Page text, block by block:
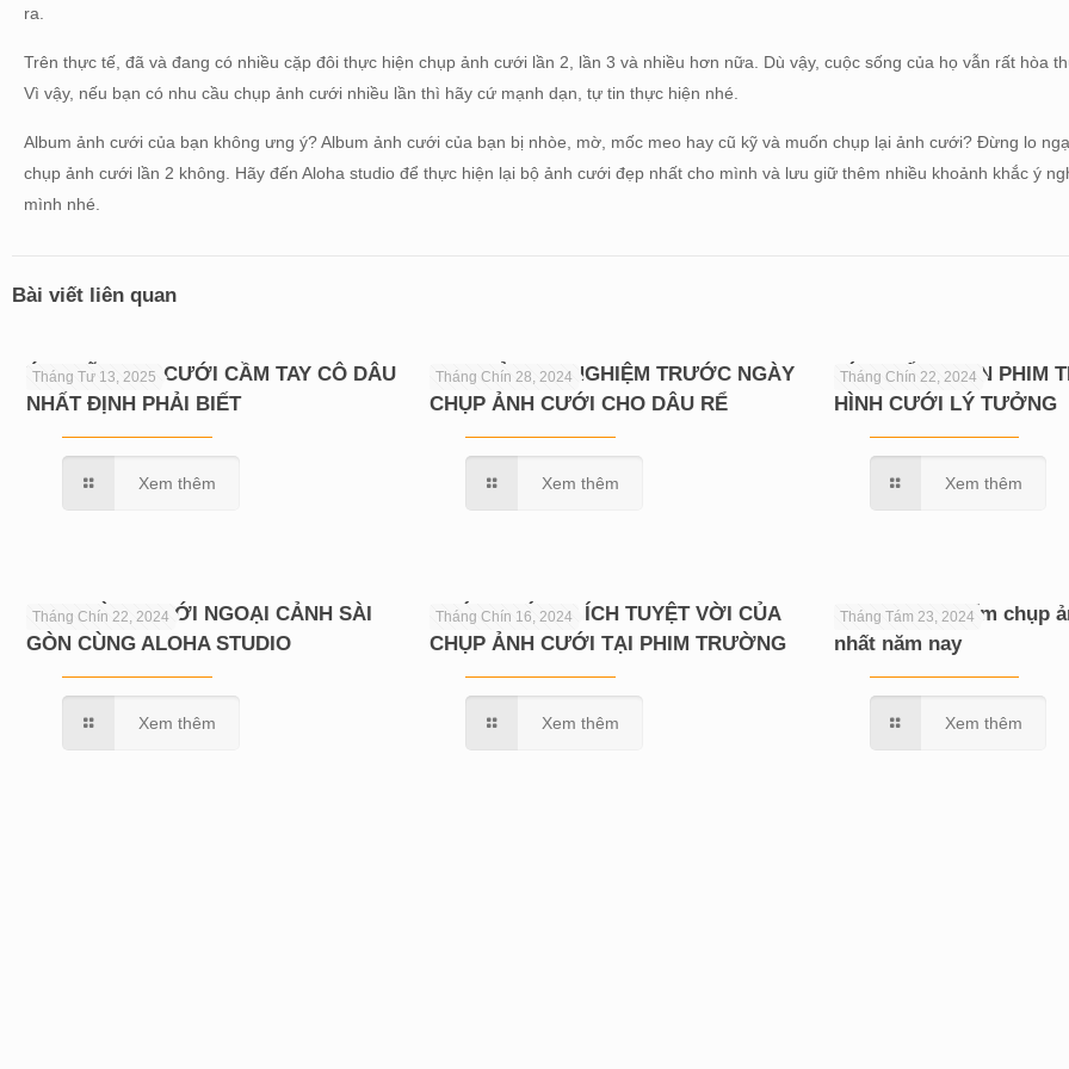
ra.
Trên thực tế, đã và đang có nhiều cặp đôi thực hiện chụp ảnh cưới lần 2, lần 3 và nhiều hơn nữa. Dù vậy, cuộc sống của họ vẫn rất hòa
Vì vậy, nếu bạn có nhu cầu chụp ảnh cưới nhiều lần thì hãy cứ mạnh dạn, tự tin thực hiện nhé.
Album ảnh cưới của bạn không ưng ý? Album ảnh cưới của bạn bị nhòe, mờ, mốc meo hay cũ kỹ và muốn chụp lại ảnh cưới? Đừng lo
chụp ảnh cưới lần 2 không. Hãy đến Aloha studio để thực hiện lại bộ ảnh cưới đẹp nhất cho mình và lưu giữ thêm nhiều khoảnh khắc ý
mình nhé.
Bài viết liên quan
Tháng Tư 13, 2025
Ý NGHĨA HOA CƯỚI CẦM TAY CÔ DÂU
NHẤT ĐỊNH PHẢI BIẾT
Xem thêm
Tháng Chín 28, 2024
CHIA SẺ KINH NGHIỆM TRƯỚC NGÀY
CHỤP ẢNH CƯỚI CHO DÂU RỂ
Xem thêm
Tháng Chín 22, 2024
BÍ QUYẾT CHỌN PHIM
HÌNH CƯỚI LÝ TƯỞNG
Xem thêm
Tháng Chín 22, 2024
CHỤP HÌNH CƯỚI NGOẠI CẢNH SÀI
GÒN CÙNG ALOHA STUDIO
Xem thêm
Tháng Chín 16, 2024
KHÁM PHÁ LỢI ÍCH TUYỆT VỜI CỦA
CHỤP ẢNH CƯỚI TẠI PHIM TRƯỜNG
Xem thêm
Tháng Tám 23, 2024
Hé lộ 10 địa điểm chụp
nhất năm nay
Xem thêm